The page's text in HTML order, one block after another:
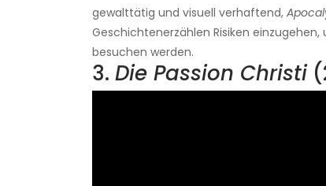
gewalttätig und visuell verhaftend,
Geschichtenerzählen Risiken
besuchen werden.
3. Die Passion Christi